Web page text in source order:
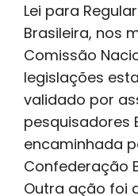
Lei para
Brasileira, nos
Comissão
legislações
validado por
pesquisadores
encaminhada
Confederação
Outra ação foi